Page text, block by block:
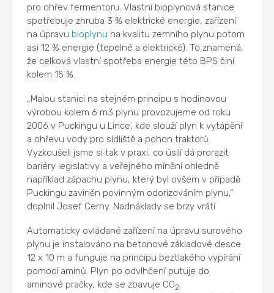
pro ohřev fermentoru. Vlastní bioplynová stanice
spotřebuje zhruba 3 % elektrické energie, zařízení
na úpravu bioplynu na kvalitu zemního plynu potom
asi 12 % energie (tepelné a elektrické). To znamená,
že celková vlastní spotřeba energie této BPS činí
kolem 15 %.
„Malou stanici na stejném principu s hodinovou
výrobou kolem 6 m3 plynu provozujeme od roku
2006 v Puckingu u Lince, kde slouží plyn k vytápění
a ohřevu vody pro sídliště a pohon traktorů.
Vyzkoušeli jsme si tak v praxi, co úsilí dá prorazit
bariéry legislativy a veřejného mínění ohledně
například zápachu plynu, který byl ovšem v případě
Puckingu zaviněn povinným odorizováním plynu,“
doplnil Josef Cerny. Nadnáklady se brzy vrátí
Automaticky ovládané zařízení na úpravu surového
plynu je instalováno na betonové základové desce
12 x 10 m a funguje na principu beztlakého vypírání
pomocí aminů. Plyn po odvlhčení putuje do
aminové pračky, kde se zbavuje CO2.